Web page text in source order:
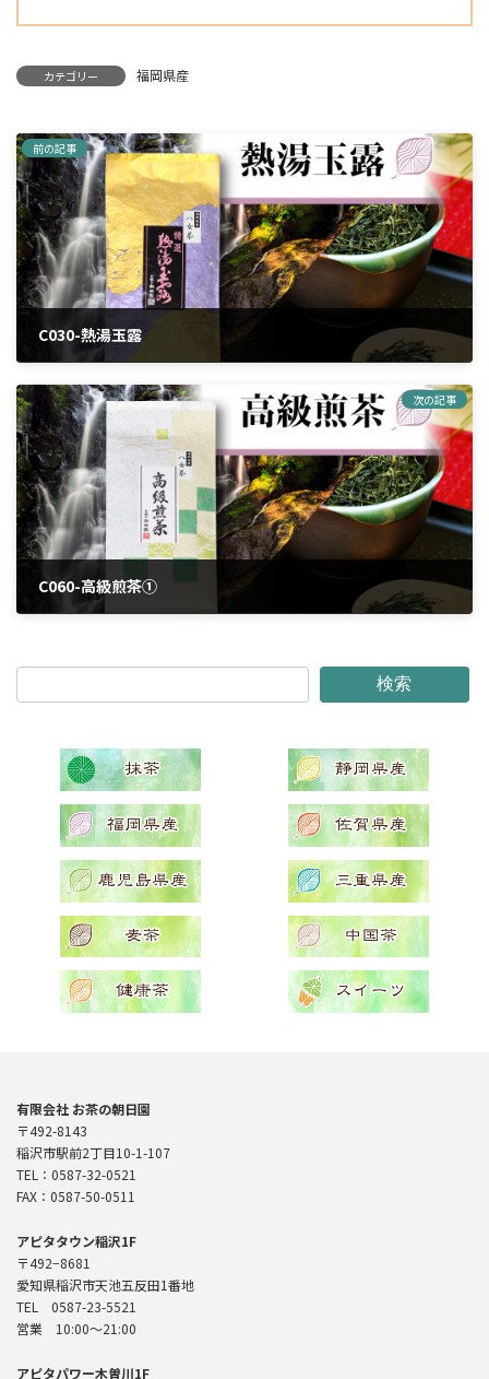
カテゴリー 福岡県産
前の記事
C030-熱湯玉露
次の記事
C060-高級煎茶①
検索
有限会社 お茶の朝日園
〒492-8143
稲沢市駅前2丁目10-1-107
TEL：0587-32-0521
FAX：0587-50-0511
アピタタウン稲沢1F
〒492−8681
愛知県稲沢市天池五反田1番地
TEL 0587-23-5521
営業 10:00〜21:00
アピタパワー木曽川1F